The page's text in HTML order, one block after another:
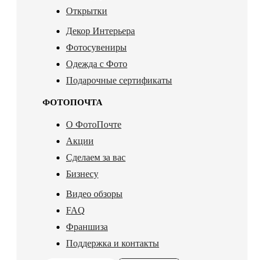
Открытки
Декор Интерьера
Фотосувениры
Одежда с Фото
Подарочные сертификаты
ФОТОПОЧТА
О ФотоПочте
Акции
Сделаем за вас
Бизнесу
Видео обзоры
FAQ
Франшиза
Поддержка и контакты